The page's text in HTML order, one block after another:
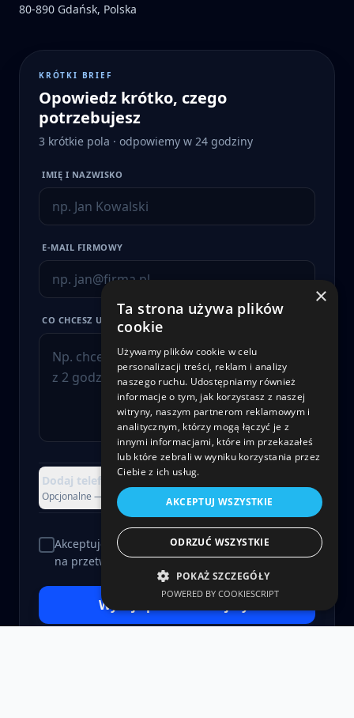
80-890 Gdańsk, Polska
KRÓTKI BRIEF
Opowiedz krótko, czego
potrzebujesz
3 krótkie pola · odpowiemy w 24 godziny
IMIĘ I NAZWISKO
E-MAIL FIRMOWY
CO CHCESZ USPRAWNIĆ?
Dodaj telefon, firmę lub załącznik
Opcjonalne — możesz pominąć +
Akceptuję Politykę Prywatności i wyrażam zgodę
na przetwarzanie danych.
Wyślij i porozmawiajmy
×
Ta strona używa plików
cookie
Używamy plików cookie w celu
personalizacji treści, reklam i analizy
naszego ruchu. Udostępniamy również
informacje o tym, jak korzystasz z naszej
witryny, naszym partnerom reklamowym i
analitycznym, którzy mogą łączyć je z
innymi informacjami, które im przekazałeś
lub które zebrali w wyniku korzystania przez
Ciebie z ich usług.
AKCEPTUJ WSZYSTKIE
ODRZUĆ WSZYSTKIE
POKAŻ SZCZEGÓŁY
POWERED BY COOKIESCRIPT